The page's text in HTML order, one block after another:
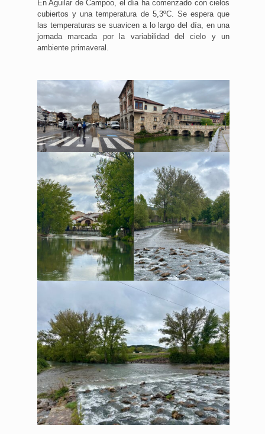
En Aguilar de Campoo, el día ha comenzado con cielos
cubiertos y una temperatura de 5,3ºC. Se espera que
las temperaturas se suavicen a lo largo del día, en una
jornada marcada por la variabilidad del cielo y un
ambiente primaveral.